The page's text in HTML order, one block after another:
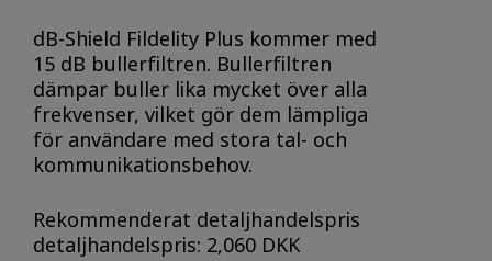
dB-Shield Fildelity Plus kommer med
15 dB bullerfiltren. Bullerfiltren
dämpar buller lika mycket över alla
frekvenser, vilket gör dem lämpliga
för användare med stora tal- och
kommunikationsbehov.
Rekommenderat detaljhandelspris
detaljhandelspris: 2,060 DKK